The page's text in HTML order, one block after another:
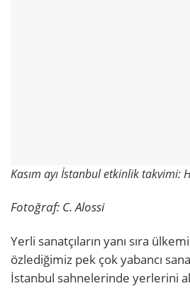
Kasım ayı İstanbul etkinlik takvimi:
Fotoğraf: C. Alossi
Yerli sanatçıların yanı sıra
özlediğimiz pek çok yabancı
İstanbul sahnelerinde yerlerini